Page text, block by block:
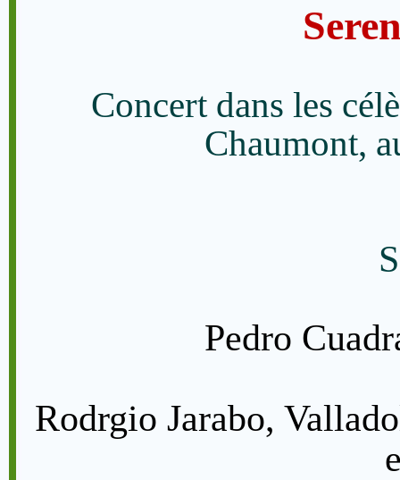
Concert dans les
Chaumont,
Pedro
Rodrgio Jarabo,